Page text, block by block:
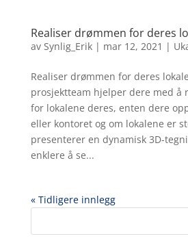
Realiser drømmen for deres
av Synlig_Erik| mar 12, 2021 |
Realiser drømmen for deres
prosjektteam hjelper dere med å
for lokalene deres, enten dere
eller kontoret og om lokalene er
presenterer en dynamisk 3D-
enklere å se...
« Tidligere innlegg